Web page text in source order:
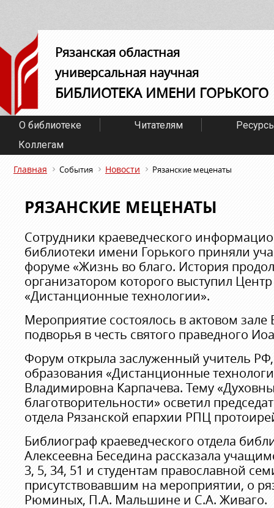
Рязанская областная
универсальная научная
БИБЛИОТЕКА ИМЕНИ ГОРЬКОГО
О библиотеке Читателям
Коллегам
Главная События Новости Рязанские меценаты
РЯЗАНСКИЕ МЕЦЕНАТЫ
Сотрудники краеведческого
библиотеки имени Горького приняли
форуме «Жизнь во благо. История
организатором которого выступил
«Дистанционные технологии».
Мероприятие состоялось в актовом зале
подворья в честь святого праведного
Форум открыла заслуженный учитель
образования «Дистанционные
Владимировна Карпачева. Тему
благотворительности» осветил
отдела Рязанской епархии РПЦ
Библиограф краеведческого отдела
Алексеевна Беседина рассказала
3, 5, 34, 51 и студентам православной
присутствовавшим на мероприятии, о
Рюминых, П.А. Мальшине и С.А. Живаго.